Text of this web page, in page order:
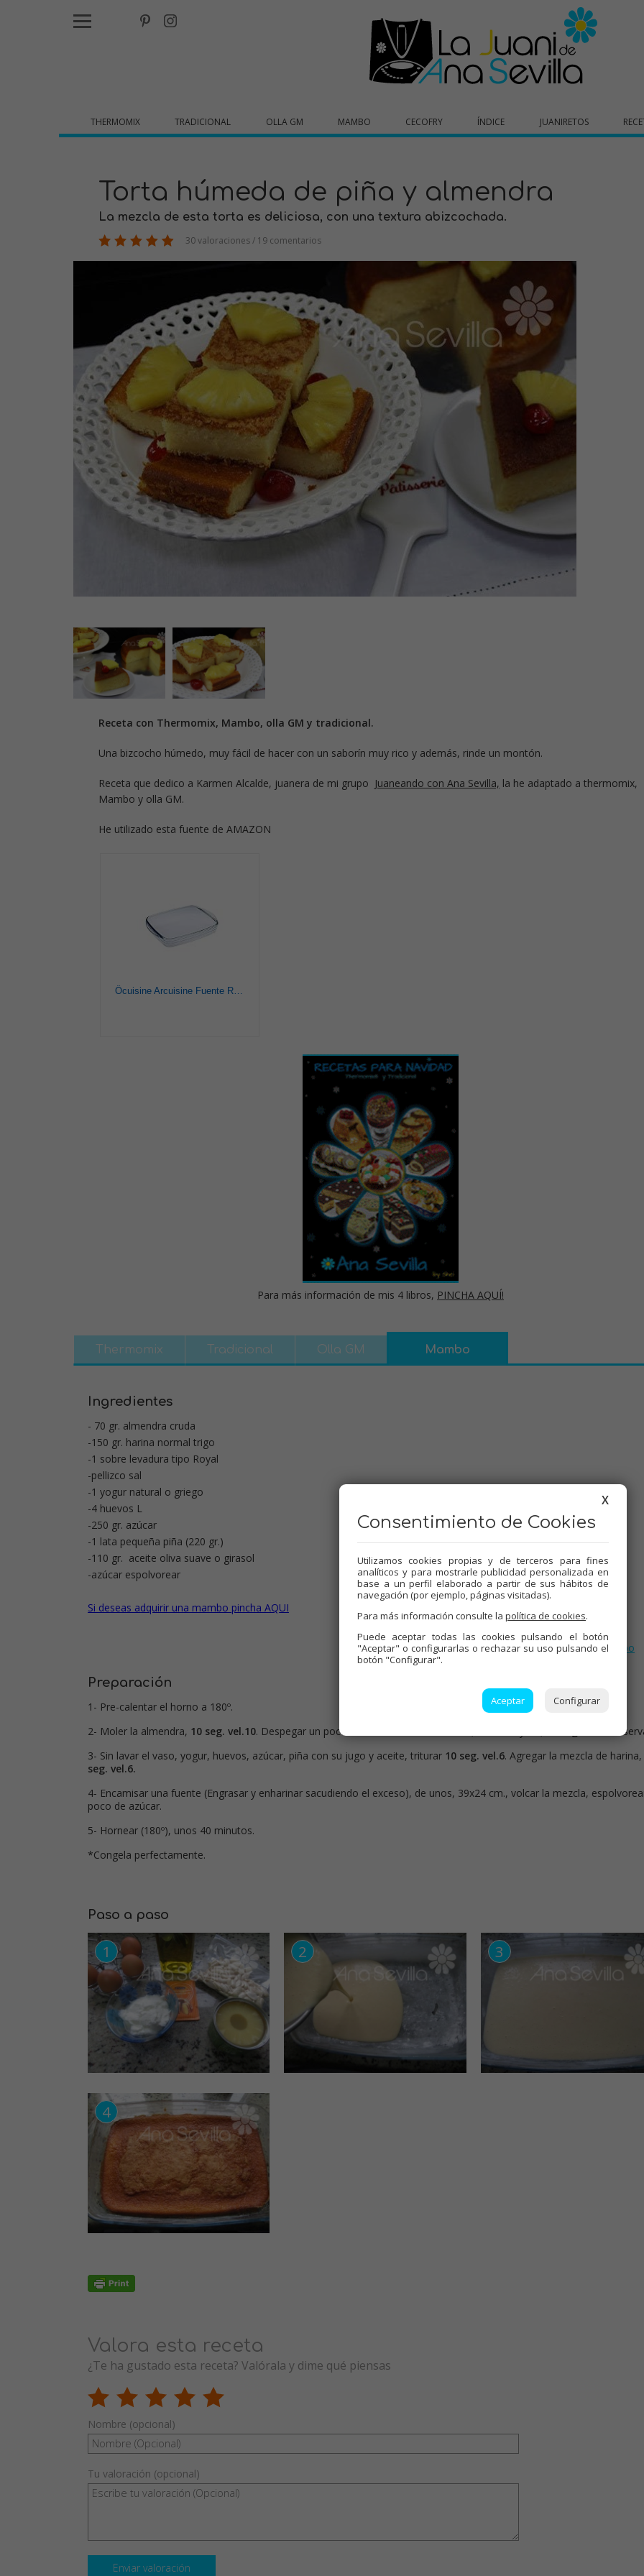
THERMOMIX TRADICIONAL OLLA GM MAMBO CECOFRY ÍNDICE JUANIRETOS
Torta húmeda de piña y almendra
La mezcla de esta torta es deliciosa, con una textura abizcochada.
30 valoraciones / 19 comentarios
Receta con Thermomix, Mambo, olla GM y tradicional.
Una bizcocho húmedo, muy fácil de hacer con un saborín muy rico y además, rinde un montón.
Receta que dedico a Karmen Alcalde, juanera de mi grupo Juaneando con Ana Sevilla, la he adaptado a thermomix,
Mambo y olla GM.
He utilizado esta fuente de AMAZON
Para más información de mis 4 libros, PINCHA AQUÍ!
Thermomix Tradicional Olla GM Mambo
Ingredientes
- 70 gr. almendra cruda
-150 gr. harina normal trigo
-1 sobre levadura tipo Royal
-pellizco sal
-1 yogur natural o griego
-4 huevos L
-250 gr. azúcar
-1 lata pequeña piña (220 gr.)
-110 gr. aceite oliva suave o girasol
-azúcar espolvorear
Si deseas adquirir una mambo pincha AQUI
Dificultad:Baja
Dulces varios,Thermomix, Bizcochos
Recetas para olla GM ,Tradicional, Mambo
Preparación
1- Pre-calentar el horno a 180º.
2- Moler la almendra, 10 seg. vel.10. Despegar un poco del fondo. Añadir la harina, levadura y sal,
.
3- Sin lavar el vaso, yogur, huevos, azúcar, piña con su jugo y aceite, triturar 10 seg. vel.6. Agregar la mezcla de harina,
seg. vel.6.
4- Encamisar una fuente (Engrasar y enharinar sacudiendo el exceso), de unos, 39x24 cm., volcar la mezcla,
poco de azúcar.
5- Hornear (180º), unos 40 minutos.
*Congela perfectamente.
Paso a paso
Valora esta receta
¿Te ha gustado esta receta? Valórala y dime qué piensas
Nombre (opcional)
Tu valoración (opcional)
Enviar valoración
X
Consentimiento de Cookies
Utilizamos cookies propias y de terceros para fines
analíticos y para mostrarle publicidad personalizada en
base a un perfil elaborado a partir de sus hábitos de
navegación (por ejemplo, páginas visitadas).
Para más información consulte la política de cookies.
Puede aceptar todas las cookies pulsando el botón
"Aceptar" o configurarlas o rechazar su uso pulsando el
botón "Configurar".
Aceptar Configurar